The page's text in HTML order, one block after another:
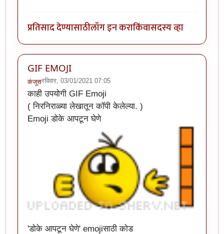
प्रतिसाद देण्यासाठीलॉग इन कराकिंवासदस्य व्हा
GIF EMOJI
कंजूसरविवार, 03/01/2021 07:05
काही उपयोगी GIF Emoji
( निरनिराळ्या लेखातून कॉपी केलेल्या. )
Emoji डोके आपटून घेणे
'डोके आपटून घेणे' emojiसाठी कोड